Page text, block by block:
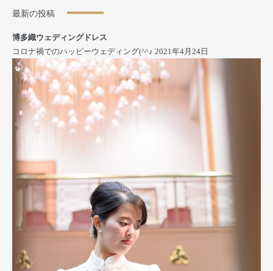
最新の投稿
博多織ウェディングドレス
コロナ禍でのハッピーウェディング(^^♪ 2021年4月24日